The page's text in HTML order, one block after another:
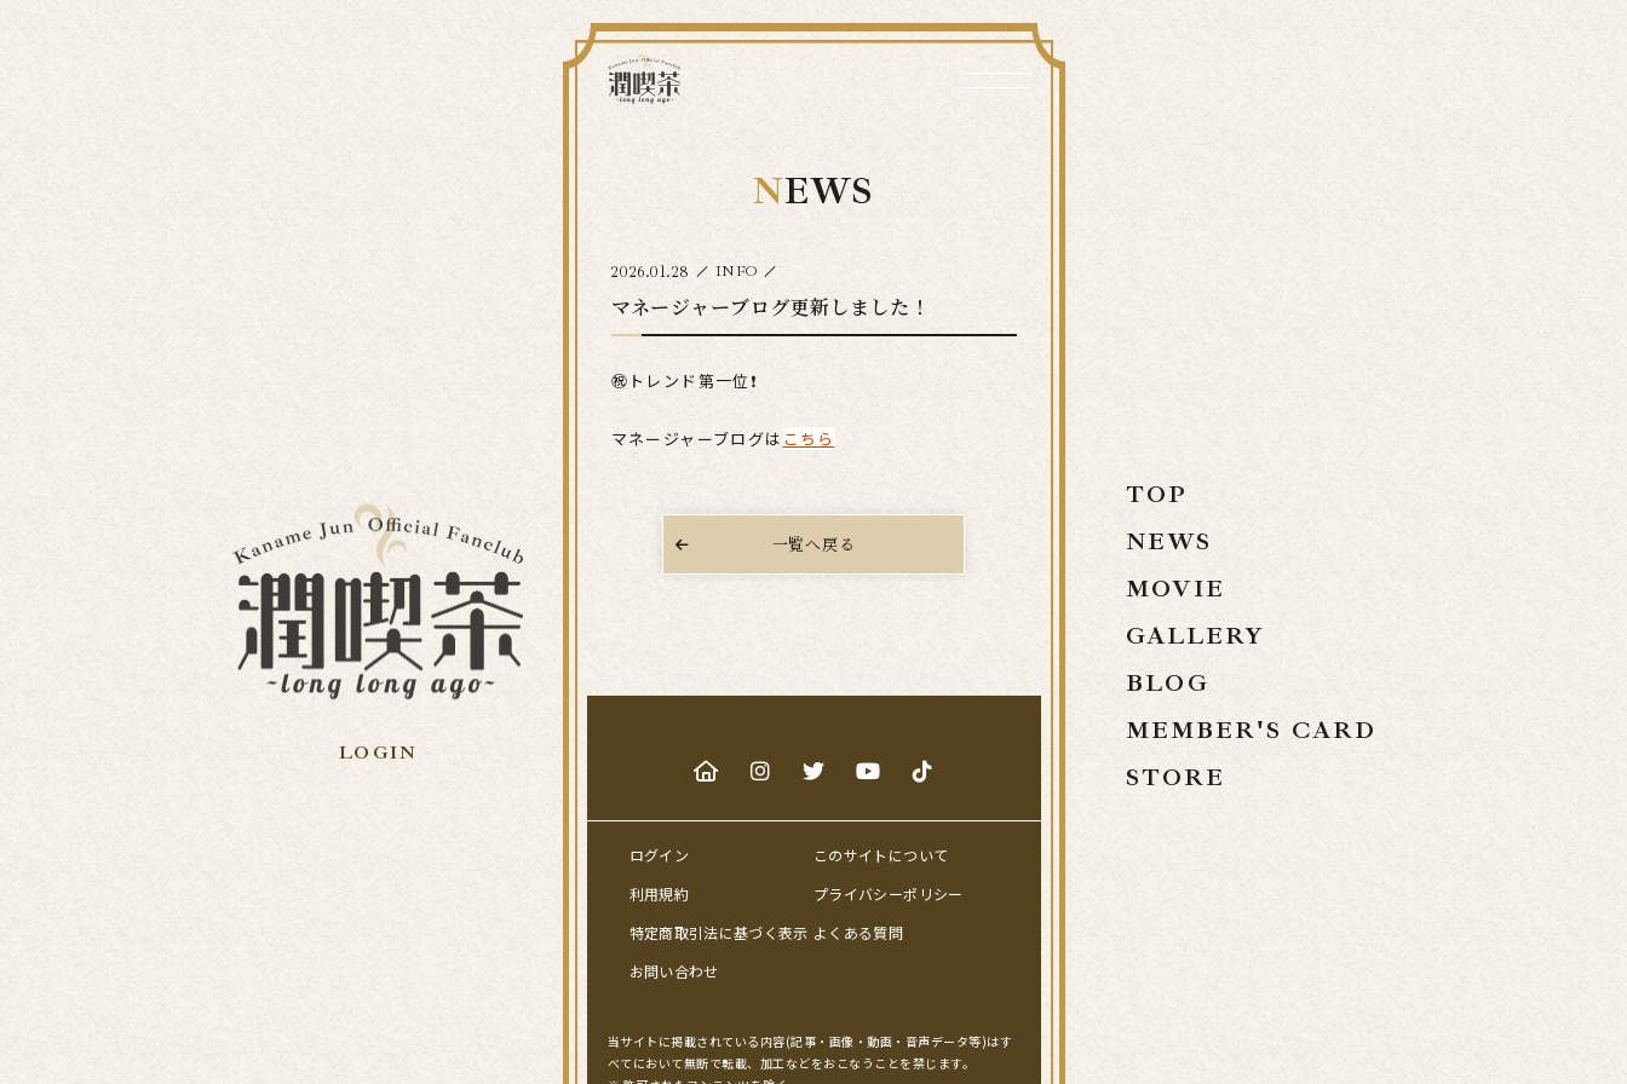
LOGIN
TOP
NEWS
MOVIE
GALLERY
BLOG
MEMBER'S CARD
STORE
NEWS
2026.01.28 INFO
マネージャーブログ更新しました！
㊗️トレンド第一位❗️
マネージャーブログは こちら
一覧へ戻る
ログイン
このサイトについて
利用規約
プライバシーポリシー
特定商取引法に基づく表示 よくある質問
お問い合わせ
当サイトに掲載されている内容(記事・画像・動画・音声データ等)はす
べてにおいて無断で転載、加工などをおこなうことを禁じます。